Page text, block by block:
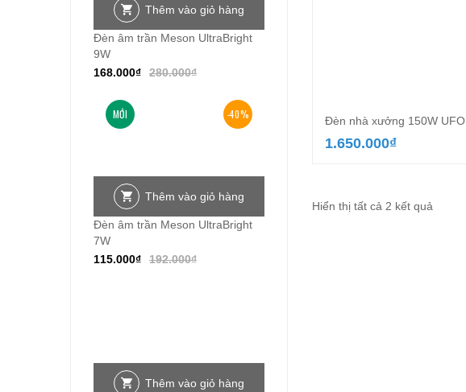
Đèn nhà xưởng 150W UFO
1.650.000₫
Hiển thị tất cả 2 kết quả
Thêm vào giỏ hàng
Đèn âm trần Meson UltraBright
9W
280.000₫
168.000₫
-40%
MỚI
Thêm vào giỏ hàng
Đèn âm trần Meson UltraBright
7W
192.000₫
115.000₫
Thêm vào giỏ hàng